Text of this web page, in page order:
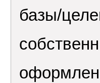
базы/